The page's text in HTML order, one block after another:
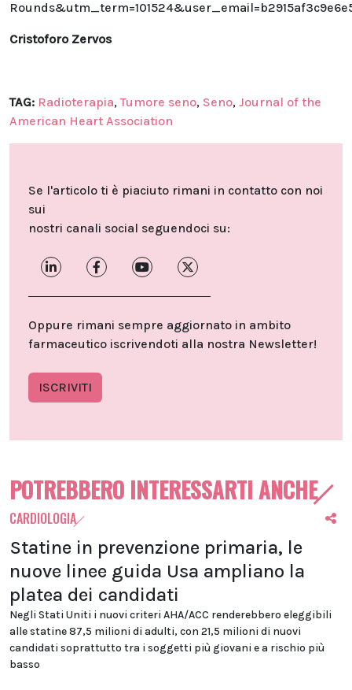
Cristoforo Zervos
TAG: Radioterapia,Tumore seno, Seno, Journal of the
American Heart Association
Se l'articolo ti è piaciuto rimani in contatto con noi
sui
nostri canali social seguendoci su:
Oppure rimani sempre aggiornato in ambito
farmaceutico iscrivendoti alla nostra Newsletter!
ISCRIVITI
POTREBBERO INTERESSARTI ANCHE
CARDIOLOGIA
Statine in prevenzione primaria, le
nuove linee guida Usa ampliano la
platea dei candidati
Negli Stati Uniti i nuovi criteri AHA/ACC renderebbero eleggibili
alle statine 87,5 milioni di adulti, con 21,5 milioni di nuovi
candidati soprattutto tra i soggetti più giovani e a rischio più
basso